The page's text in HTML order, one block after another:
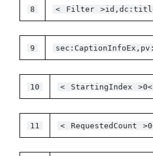
8 < Filter
9
10 < StartingIndex
11 < RequestedCount